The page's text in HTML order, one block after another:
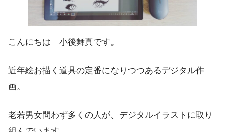
こんにちは 小後舞真です。
近年絵お描く道具の定番になりつつあるデジタル作
画。
老若男女問わず多くの人が、デジタルイラストに取り